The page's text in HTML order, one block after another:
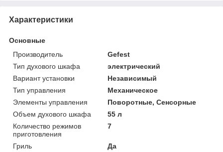
Характеристики
Основные
Производитель
Gefest
Тип духового шкафа
электрический
Вариант установки
Независимый
Тип управления
Механическое
Элементы управления
Поворотные, Сенсорные
Объем духового шкафа
55 л
Количество режимов
приготовления
7
Гриль
Да